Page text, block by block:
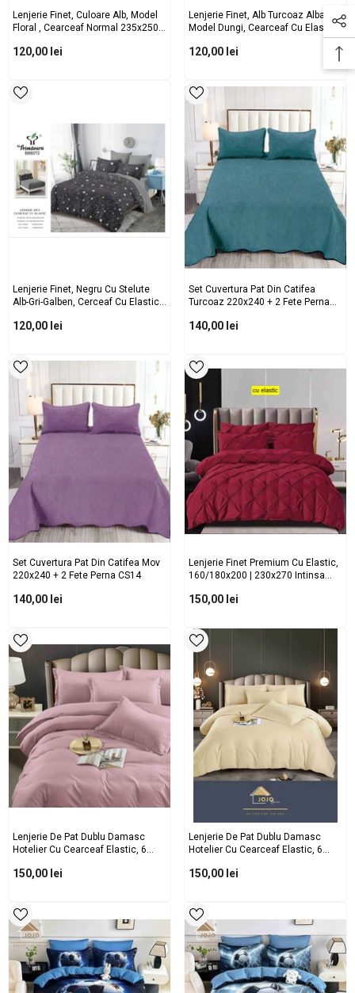
Lenjerie Finet, Culoare Alb, Model
Floral , Cearceaf Normal 235x250,
120,00 lei
Lenjerie Finet, Alb Turcoaz Albastru
Model Dungi, Cearceaf Cu Elastic
120,00 lei
Lenjerie Finet, Negru Cu Stelute
Alb-Gri-Galben, Cerceaf Cu Elastic
120,00 lei
Set Cuvertura Pat Din Catifea
Turcoaz 220x240 + 2 Fete Perna
140,00 lei
Set Cuvertura Pat Din Catifea Mov
220x240 + 2 Fete Perna CS14
140,00 lei
Lenjerie Finet Premium Cu Elastic,
160/180x200 | 230x270 Intinsa
150,00 lei
Lenjerie De Pat Dublu Damasc
Hotelier Cu Cearceaf Elastic, 6
Damasc Premium Pentru Saltele
150,00 lei
Lenjerie De Pat Dublu Damasc
Hotelier Cu Cearceaf Elastic, 6
Damasc Premium Pentru Saltele
150,00 lei